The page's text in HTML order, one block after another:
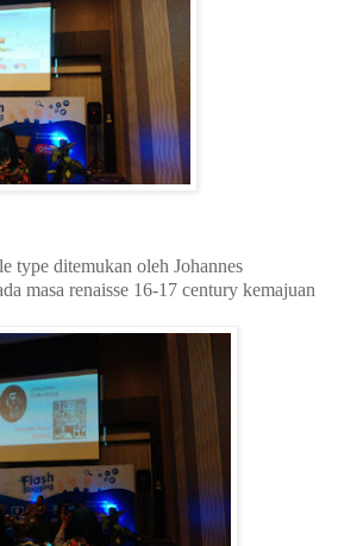
type ditemukan oleh Johannes
masa renaisse 16-17 century kemajuan